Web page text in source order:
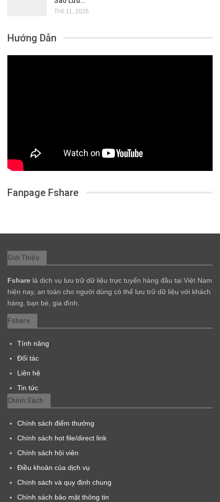
Th6 11, 2026
Hướng Dẫn
Fanpage Fshare
Giới Thiệu
Fshare là dịch vụ lưu trữ dữ liệu trực tuyến hàng đầu tại Việt Nam
hiện nay, an toàn cho người dùng có thể lưu trữ dữ liệu với khách
hàng, bạn bè, gia đình.
Fshare
Tính năng
Đối tác
Liên hệ
Tin tức
Chính Sách
Chính sách điểm thưởng
Chính sách hot file/direct link
Chính sách hội viên
Điều khoản của dịch vụ
Chính sách và quy định chung
Chính sách bảo mật thông tin